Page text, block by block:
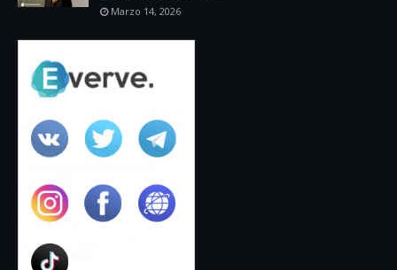
Marzo 14, 2026